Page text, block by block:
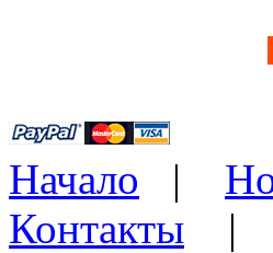
Начало |
Контакты |